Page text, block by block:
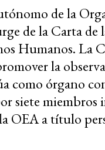
de la
de la Carta de
Humanos. La
la
como órgano
siete miembros
OEA a título